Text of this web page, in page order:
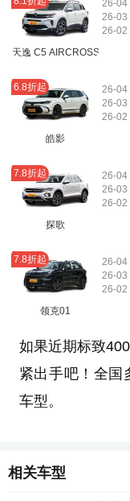
天逸 C5 AIRCROSS
26-04
26-03
26-02
6.8折起
皓影
26-04
26-03
26-02
7.8折起
探歌
26-04
26-03
26-02
7.8折起
领克01
26-04
26-03
26-02
如果近期标致
紧出手吧！全国
车型。
相关车型